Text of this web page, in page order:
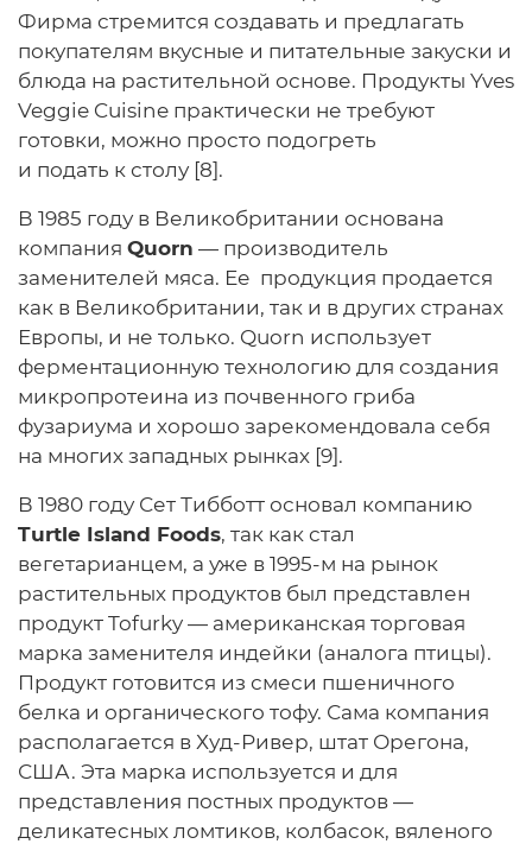
Фирма стремится создавать и предлагать
покупателям вкусные и питательные закуски и
блюда на растительной основе. Продукты Yves
Veggie Cuisine практически не требуют
готовки, можно просто подогреть
и подать к столу [8].
В 1985 году в Великобритании основана
компания Quorn — производитель
заменителей мяса. Ее продукция продается
как в Великобритании, так и в других странах
Европы, и не только. Quorn использует
ферментационную технологию для создания
микропротеина из почвенного гриба
фузариума и хорошо зарекомендовала себя
на многих западных рынках [9].
В 1980 году Сет Тибботт основал компанию
Turtle Island Foods, так как стал
вегетарианцем, а уже в 1995-м на рынок
растительных продуктов был представлен
продукт Tofurky — американская торговая
марка заменителя индейки (аналога птицы).
Продукт готовится из смеси пшеничного
белка и органического тофу. Сама компания
располагается в Худ-Ривер, штат Орегона,
США. Эта марка используется и для
представления постных продуктов —
деликатесных ломтиков, колбасок, вяленого